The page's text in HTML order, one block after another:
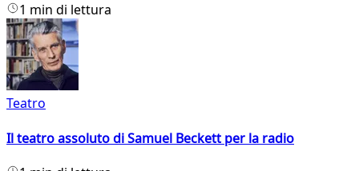
1 min di lettura
Teatro
Il teatro assoluto di Samuel Beckett per la radio